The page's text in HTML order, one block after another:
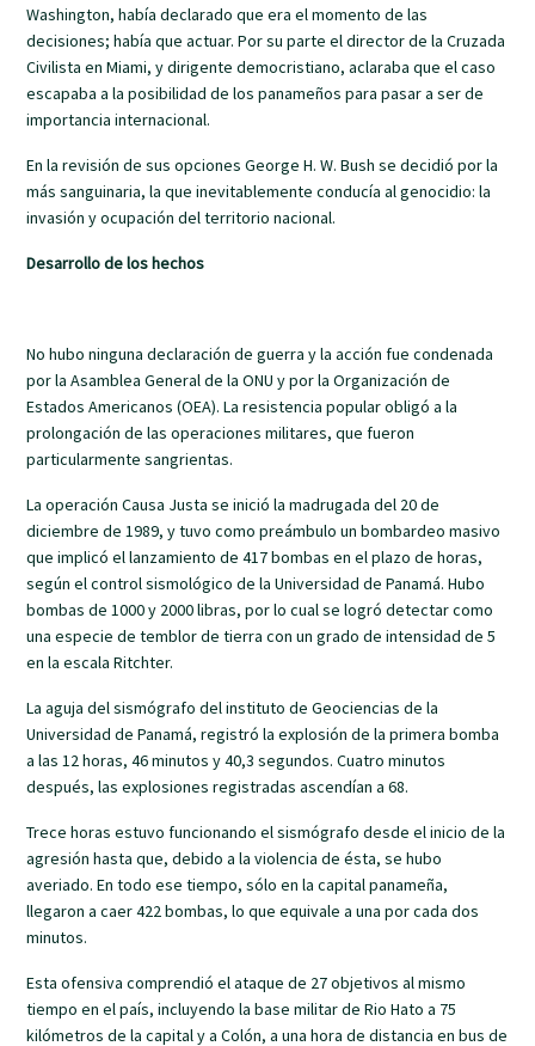
Washington, había declarado que era el momento de las
decisiones; había que actuar. Por su parte el director de la Cruzada
Civilista en Miami, y dirigente democristiano, aclaraba que el caso
escapaba a la posibilidad de los panameños para pasar a ser de
importancia internacional.
En la revisión de sus opciones George H. W. Bush se decidió por la
más sanguinaria, la que inevitablemente conducía al genocidio: la
invasión y ocupación del territorio nacional.
Desarrollo de los hechos
No hubo ninguna declaración de guerra y la acción fue condenada
por la Asamblea General de la ONU y por la Organización de
Estados Americanos (OEA). La resistencia popular obligó a la
prolongación de las operaciones militares, que fueron
particularmente sangrientas.
La operación Causa Justa se inició la madrugada del 20 de
diciembre de 1989, y tuvo como preámbulo un bombardeo masivo
que implicó el lanzamiento de 417 bombas en el plazo de horas,
según el control sismológico de la Universidad de Panamá. Hubo
bombas de 1000 y 2000 libras, por lo cual se logró detectar como
una especie de temblor de tierra con un grado de intensidad de 5
en la escala Ritchter.
La aguja del sismógrafo del instituto de Geociencias de la
Universidad de Panamá, registró la explosión de la primera bomba
a las 12 horas, 46 minutos y 40,3 segundos. Cuatro minutos
después, las explosiones registradas ascendían a 68.
Trece horas estuvo funcionando el sismógrafo desde el inicio de la
agresión hasta que, debido a la violencia de ésta, se hubo
averiado. En todo ese tiempo, sólo en la capital panameña,
llegaron a caer 422 bombas, lo que equivale a una por cada dos
minutos.
Esta ofensiva comprendió el ataque de 27 objetivos al mismo
tiempo en el país, incluyendo la base militar de Rio Hato a 75
kilómetros de la capital y a Colón, a una hora de distancia en bus de